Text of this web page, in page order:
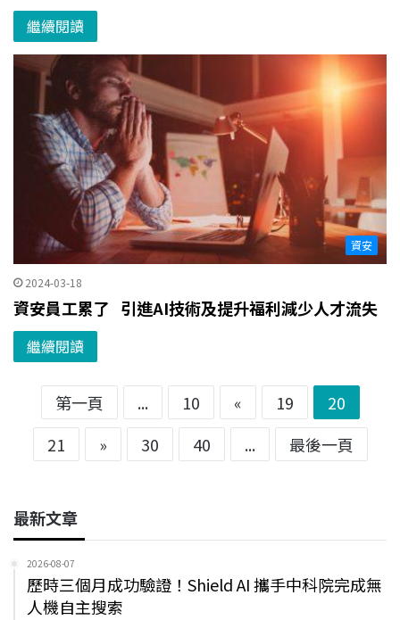
繼續閱讀
資安
2024-03-18
資安員工累了 引進AI技術及提升福利減少人才流失
繼續閱讀
第一頁 ... 10 « 19
20
21
» 30 40 ... 最後一頁
最新文章
2026-08-07
歷時三個月成功驗證！Shield AI 攜手中科院完成無
人機自主搜索